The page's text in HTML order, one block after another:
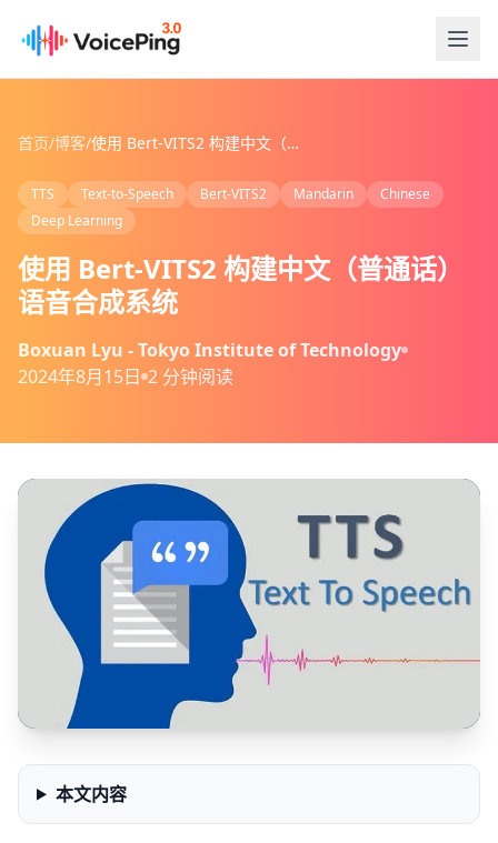
首页/博客/ 使用 Bert-VITS2 构建中文（普通话）语音合成系统
TTS Text-to-Speech Bert-VITS2 Mandarin
Chinese
Deep Learning
使用 Bert-VITS2 构建中文（普通话）
语音合成系统
Boxuan Lyu - Tokyo Institute of Technology
2024年8月15日 2 分钟阅读
本文内容